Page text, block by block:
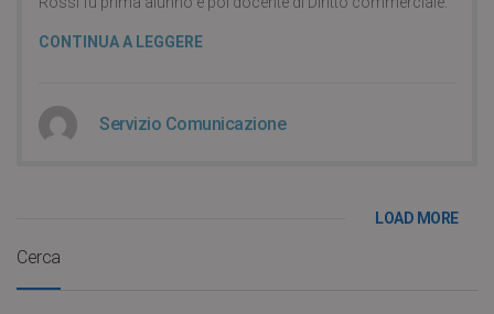
CONTINUA A LEGGERE
Servizio Comunicazione
LOAD MORE
Cerca